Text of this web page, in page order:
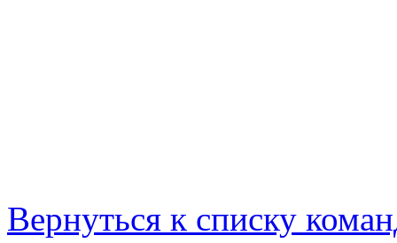
Вернуться к списку